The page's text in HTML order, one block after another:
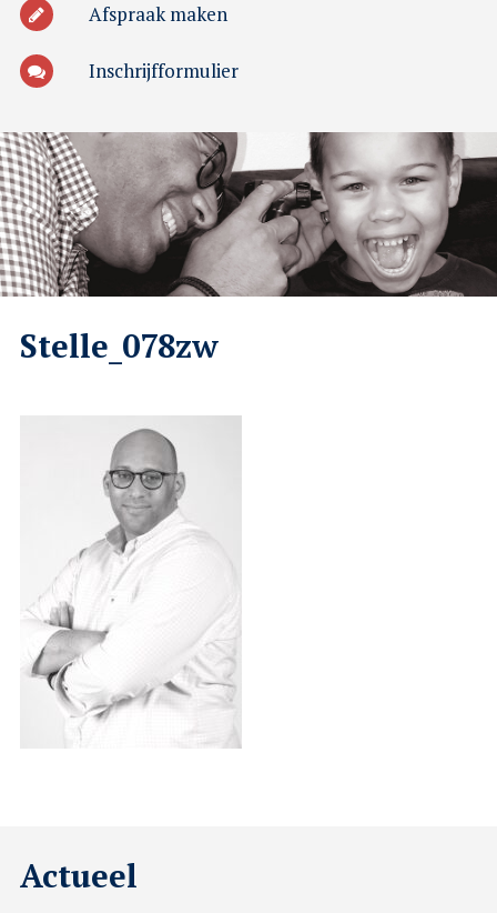
Afspraak maken
Inschrijfformulier
Stelle_078zw
Actueel